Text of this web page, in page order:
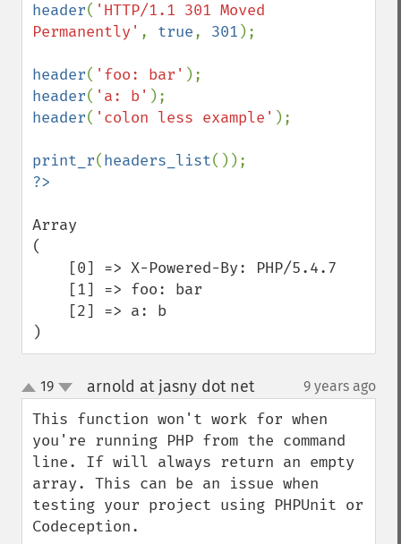
header( 'HTTP/1.1 301 Moved
Permanently' , true, 301 );
header( 'foo: bar'
header( 'a: b'
header( 'colon less example' );
print_r(headers_list
Array
(
)
up
down
19 arnold at jasny dot net¶ 9 years ago
This function won't work for when
you're running PHP from the command
line. If will always return an empty
array. This can be an issue when
testing your project using PHPUnit or
Codeception.